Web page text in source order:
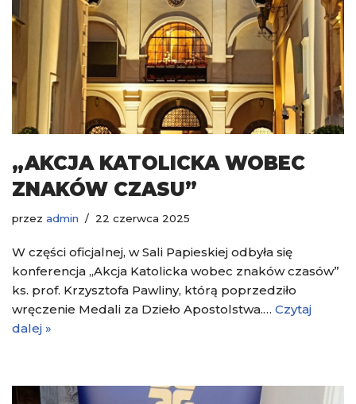
„AKCJA KATOLICKA WOBEC
ZNAKÓW CZASU”
przez admin 22 czerwca 2025
W części oficjalnej, w Sali Papieskiej odbyła się
konferencja „Akcja Katolicka wobec znaków czasów”
ks. prof. Krzysztofa Pawliny, którą poprzedziło
wręczenie Medali za Dzieło Apostolstwa.… Czytaj
dalej »